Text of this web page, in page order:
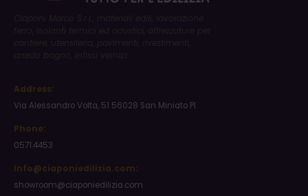
Address:
Via Alessandro Volta, 51 56028 San Miniato PI
Phone:
0571.4453
info@ciaponiedilizia.com:
showroom@ciaponiedilizia.com